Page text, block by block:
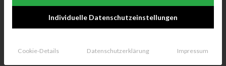
Am 4.8. feiert Klausheide die Eingemeindung in die Stadt
Individuelle Datenschutzeinstellungen
Cookie-Details Datenschutzerklärung Impressum